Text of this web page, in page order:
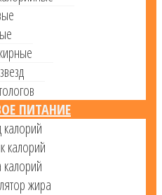
ПИТАНИЕ
калорий
калорий
жира